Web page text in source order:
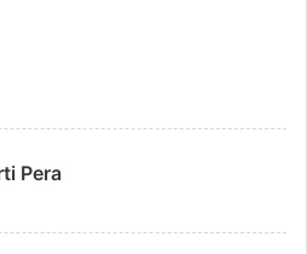
Pera